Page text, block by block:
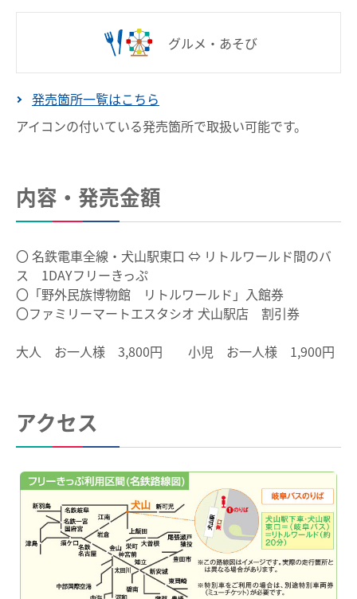
特殊割引回数券
名鉄定期券web予約サービス
団体乗車券
障害者割引および学生割引
きっぷをなくした場合
きっぷの払いもどし
乗継ミューチケット
特別車両券の払いもどし
入場券
乗車券の正しいご利用方法
手回り品
SFパノラマカードの払いもどし
タッチ決済・QR
運送約款
空港アクセスのご案内
名鉄名古屋駅のりば案内
中部国際空港駅のりば案内
列車運行に支障がある場合の取扱い
お客さまサービス向上に関する取り組み
名古屋鉄道におけるマナー向上の取り組みについて
バスの運賃計算
鉄道・バス共通情報
おトクな乗継割引
manacaの安心機能
ご利用の注意点
お買い物で使う
使えなくなったとき
利用履歴を確認したいとき
manacaのQ＆A
グルメ・あそび
発売箇所⼀覧はこちら
アイコンの付いている発売箇所で取扱い可能です。
内容・発売金額
〇 名鉄電車全線・犬山駅東口 ⇔ リトルワールド間のバ
ス 1DAYフリーきっぷ
〇「野外民族博物館 リトルワールド」入館券
〇ファミリーマートエスタシオ 犬山駅店 割引券
大人 お一人様 3,800円 小児 お一人様 1,900円
アクセス